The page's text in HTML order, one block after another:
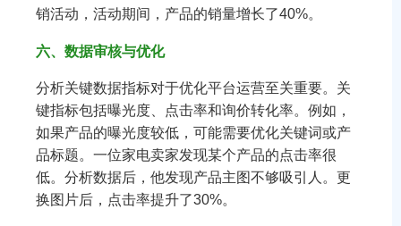
销活动，活动期间，产品的销量增长了40%。
六、数据审核与优化
分析关键数据指标对于优化平台运营至关重要。关
键指标包括曝光度、点击率和询价转化率。例如，
如果产品的曝光度较低，可能需要优化关键词或产
品标题。一位家电卖家发现某个产品的点击率很
低。分析数据后，他发现产品主图不够吸引人。更
换图片后，点击率提升了30%。